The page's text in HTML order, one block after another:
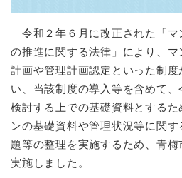
令和２年６月に改正された「マ
の推進に関する法律」により、
計画や管理計画認定といった制
い、当該制度の導入等を含めて
検討する上での基礎資料とするた
ンの基礎資料や管理状況等に関
題等の整理を実施するため、青
実施しました。